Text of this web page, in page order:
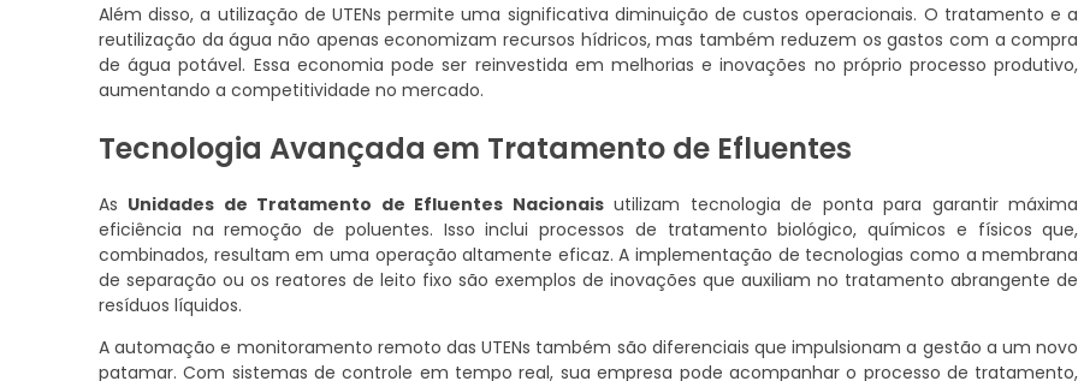
Além disso, a utilização de UTENs permite uma significativa diminuição de custos operacionais. O tratamento e a
reutilização da água não apenas economizam recursos hídricos, mas também reduzem os gastos com a compra
de água potável. Essa economia pode ser reinvestida em melhorias e inovações no próprio processo produtivo,
aumentando a competitividade no mercado.
Tecnologia Avançada em Tratamento de Efluentes
As Unidades de Tratamento de Efluentes Nacionaisutilizam tecnologia de ponta para garantir máxima
eficiência na remoção de poluentes. Isso inclui processos de tratamento biológico, químicos e físicos que,
combinados, resultam em uma operação altamente eficaz. A implementação de tecnologias como a membrana
de separação ou os reatores de leito fixo são exemplos de inovações que auxiliam no tratamento abrangente de
resíduos líquidos.
A automação e monitoramento remoto das UTENs também são diferenciais que impulsionam a gestão a um novo
patamar. Com sistemas de controle em tempo real, sua empresa pode acompanhar o processo de tratamento,